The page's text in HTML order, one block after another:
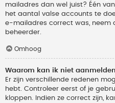
mailadres dan wel juist? Één
het aantal valse accounts te
e-mailadres correct was, neem
beheerder.
Omhoog
Waarom kan ik niet
Er zijn verschillende redenen
hebt. Controleer eerst of je
kloppen. Indien ze correct zijn,